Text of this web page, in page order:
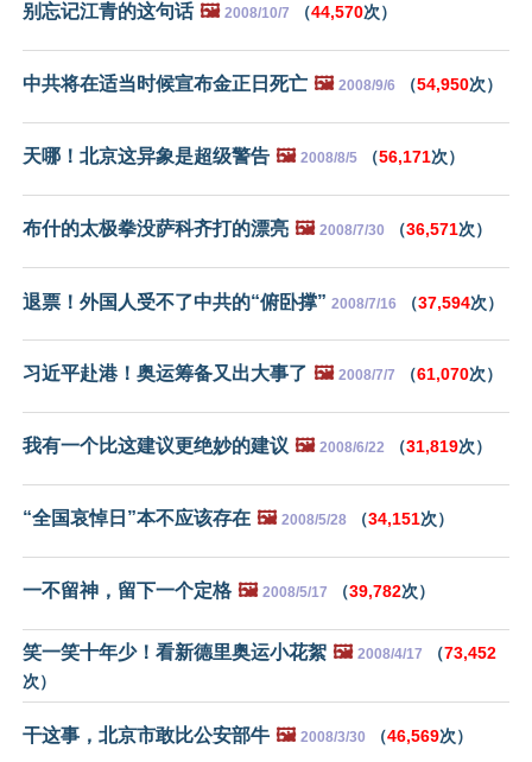
别忘记江青的这句话 🖼️ 2008/10/7 （44,570次）
中共将在适当时候宣布金正日死亡 🖼️ 2008/9/6 （54,950次）
天哪！北京这异象是超级警告 🖼️ 2008/8/5 （56,171次）
布什的太极拳没萨科齐打的漂亮 🖼️ 2008/7/30 （36,571次）
退票！外国人受不了中共的“俯卧撑” 2008/7/16 （37,594次）
习近平赴港！奥运筹备又出大事了 🖼️ 2008/7/7 （61,070次）
我有一个比这建议更绝妙的建议 🖼️ 2008/6/22 （31,819次）
“全国哀悼日”本不应该存在 🖼️ 2008/5/28 （34,151次）
一不留神，留下一个定格 🖼️ 2008/5/17 （39,782次）
笑一笑十年少！看新德里奥运小花絮 🖼️ 2008/4/17 （73,452
次）
干这事，北京市敢比公安部牛 🖼️ 2008/3/30 （46,569次）